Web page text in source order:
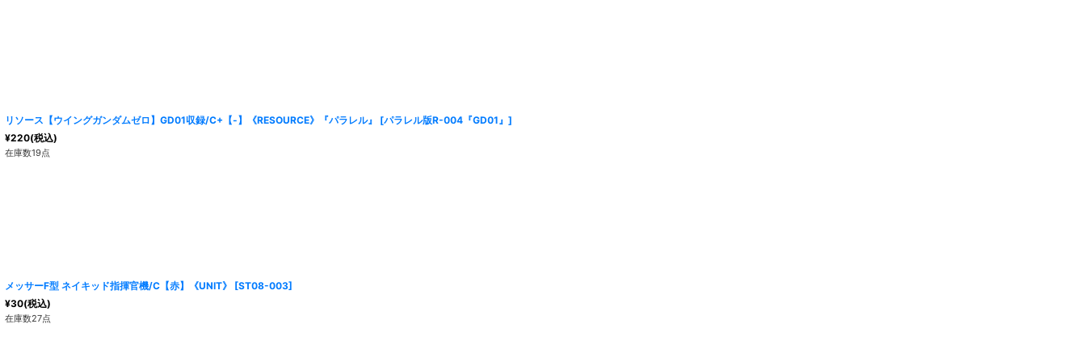
リソース【ウイングガンダムゼロ】GD01収録/C+【-】《RESOURCE》『パラレル』 [パラレル版R-004『GD01』 ]
¥220(税込)
在庫数19点
メッサーF型 ネイキッド指揮官機/C【赤】《UNIT》 [ST08-003]
¥30(税込)
在庫数27点